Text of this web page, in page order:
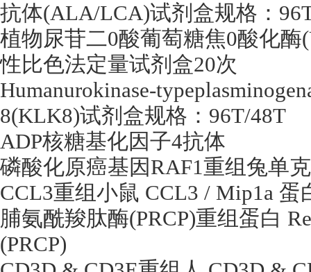
抗体(ALA/LCA)试剂盒规格：
植物尿苷二0酸葡萄糖焦0酸化酶
性比色法定量试剂盒20次
Humanurokinase-
8(KLK8)试剂盒规格： 96T/48T
ADP核糖基化因子4抗体
磷酸化原癌基因RAF1重组兔单
CCL3重组小鼠 CCL3 / Mip1a 蛋
脯氨酰羧肽酶(PRCP)重组蛋白
(PRCP)